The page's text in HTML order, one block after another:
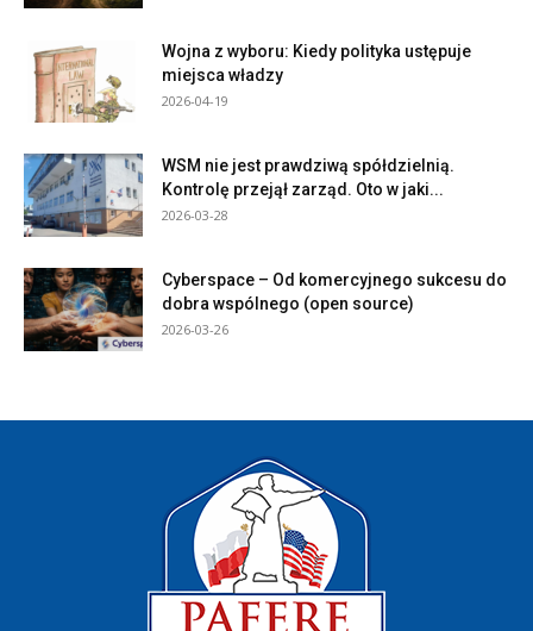
Wojna z wyboru: Kiedy polityka ustępuje
miejsca władzy
2026-04-19
WSM nie jest prawdziwą spółdzielnią.
Kontrolę przejął zarząd. Oto w jaki...
2026-03-28
Cyberspace – Od komercyjnego sukcesu do
dobra wspólnego (open source)
2026-03-26